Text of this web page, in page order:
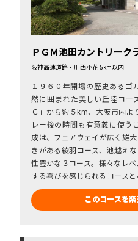
ＰＧＭ池田カントリーク
阪神高速道路・川西小花 5km以内
１９６０年開場の歴史あるゴ
然に囲まれた美しい丘陸コー
Ｃ」から約５km、大阪市内
レー後の時間も有意義に使う
成は、フェアウェイが広く雄
きがある綾羽コース、池越え
性豊かな３コース。様々なレ
する喜びを感じられるコースと
このコースを